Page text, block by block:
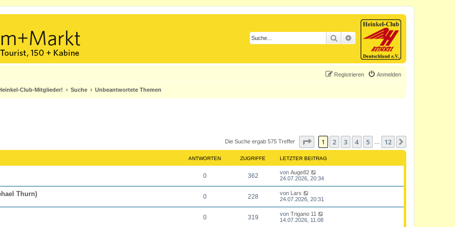
Suche Erweiterte Suche
Anmelden
Registrieren
Club-Mitglieder! Suche Unbeantwortete Themen
Die Suche ergab 575 Treffer Seite von12
1 2 3 4 5 12
ANTWORTEN ZUGRIFFE LETZTER BEITRAG
0A
n
w
362Z
u
r
L
e
t
e
r
B
e
von Auge82
24.07.2026, 20:34
Thurn) 0A
n
228Z
u
L
e
t
e
von Lars
24.07.2026, 20:31
0A
319Z
L
e
von Trigano 11
14.07.2026, 11:08